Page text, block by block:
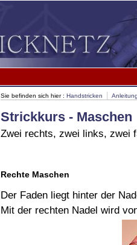
Sie befinden sich hier : Handstricken
Strickkurs - Maschen
Zwei rechts, zwei links, zwei
Rechte Maschen
Der Faden liegt hinter der
Mit der rechten Nadel wird